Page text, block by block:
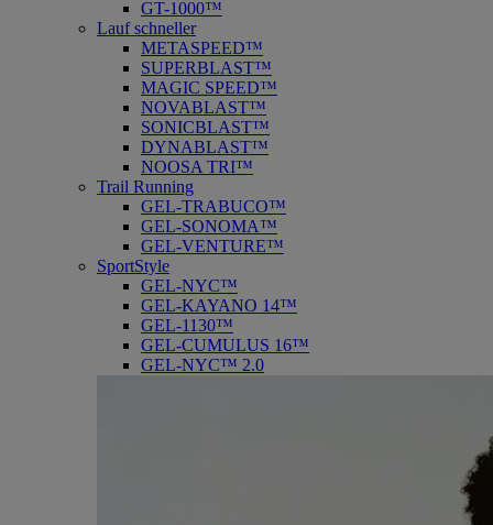
GT-1000™
Lauf schneller
METASPEED™
SUPERBLAST™
MAGIC SPEED™
NOVABLAST™
SONICBLAST™
DYNABLAST™
NOOSA TRI™
Trail Running
GEL-TRABUCO™
GEL-SONOMA™
GEL-VENTURE™
SportStyle
GEL-NYC™
GEL-KAYANO 14™
GEL-1130™
GEL-CUMULUS 16™
GEL-NYC™ 2.0